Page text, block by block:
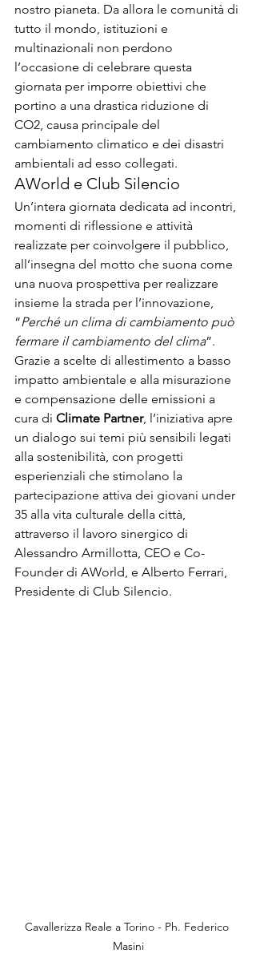
nostro pianeta. Da allora le comunità di
tutto il mondo, istituzioni e
multinazionali non perdono
l’occasione di celebrare questa
giornata per imporre obiettivi che
portino a una drastica riduzione di
CO2, causa principale del
cambiamento climatico e dei disastri
ambientali ad esso collegati.
AWorld e Club Silencio
Un’intera giornata dedicata ad incontri,
momenti di riflessione e attività
realizzate per coinvolgere il pubblico,
all’insegna del motto che suona come
una nuova prospettiva per realizzare
insieme la strada per l’innovazione,
“Perché un clima di cambiamento può
fermare il cambiamento del clima”.
Grazie a scelte di allestimento a basso
impatto ambientale e alla misurazione
e compensazione delle emissioni a
cura di Climate Partner, l’iniziativa apre
un dialogo sui temi più sensibili legati
alla sostenibilità, con progetti
esperienziali che stimolano la
partecipazione attiva dei giovani under
35 alla vita culturale della città,
attraverso il lavoro sinergico di
Alessandro Armillotta, CEO e Co-
Founder di AWorld, e Alberto Ferrari,
Presidente di Club Silencio.
Cavallerizza Reale a Torino - Ph. Federico
Masini